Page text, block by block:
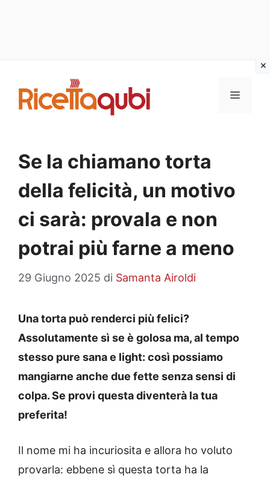
contenuto
MENU
Se la chiamano torta
della felicità, un motivo
ci sarà: provala e non
potrai più farne a meno
29 Giugno 2025 di Samanta Airoldi
Una torta può renderci più felici?
Assolutamente sì se è golosa ma, al tempo
stesso pure sana e light: così possiamo
mangiarne anche due fette senza sensi di
colpa. Se provi questa diventerà la tua
preferita!
Il nome mi ha incuriosita e allora ho voluto
provarla: ebbene sì questa torta ha la